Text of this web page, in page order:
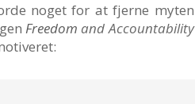
noget for at fjerne myten
Freedom and Accountability